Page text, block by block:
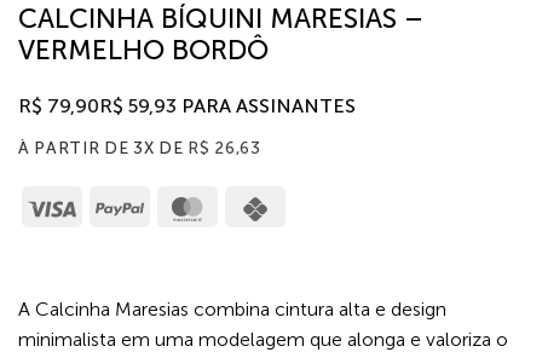
CALCINHA BÍQUINI MARESIAS –
VERMELHO BORDÔ
R$ 79,90R$ 59,93 PARA ASSINANTES
À PARTIR DE 3X DE R$ 26,63
Visa PayPal MasterCard
A Calcinha Maresias combina cintura alta e design
minimalista em uma modelagem que alonga e valoriza o